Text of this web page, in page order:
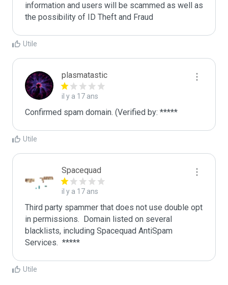
information and users will be scammed as well as
the possibility of ID Theft and Fraud
Utile
plasmatastic
il y a 17 ans
Confirmed spam domain. (Verified by: *****
Utile
Spacequad
il y a 17 ans
Third party spammer that does not use double opt
in permissions.  Domain listed on several
blacklists, including Spacequad AntiSpam
Utile